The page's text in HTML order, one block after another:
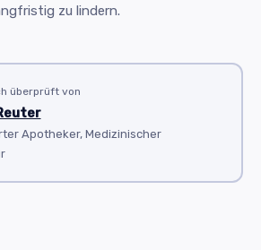
zu lindern.
überprüft von
Apotheker, Medizinischer